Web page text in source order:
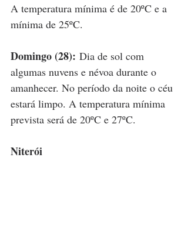
A temperatura mínima é de 20ºC e a
mínima de 25ºC.
Domingo (28): Dia de sol com
algumas nuvens e névoa durante o
amanhecer. No período da noite o céu
estará limpo. A temperatura mínima
prevista será de 20ºC e 27ºC.
Niterói